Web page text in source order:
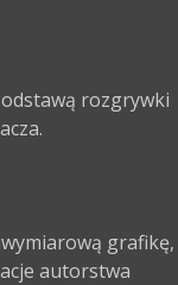
rozgrywki
grafikę,
autorstwa